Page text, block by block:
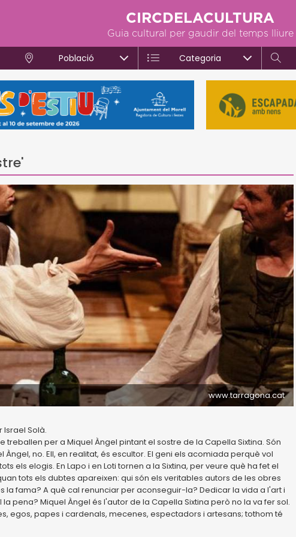
CIRCDELACULTURA
Guia cultural per gaudir del temps lliure
Població Categoria
www.tarragona.cat
Israel Solà.
treballen per a Miquel Àngel pintant el sostre de la Capella Sixtina. Són
no. Ell, en realitat, és escultor. El geni els acomiada perquè vol
els elogis. En Lapo i en Loti tornen a la Sixtina, per veure què ha fet el
tots els dubtes apareixen: qui són els veritables autors de les obres
la fama? A què cal renunciar per aconseguir-la? Dedicar la vida a l'art i
pena? Miquel Àngel és l'autor de la Capella Sixtina però no la va fer sol.
egos, papes i cardenals, mecenes, espectadors i artesans; tothom té